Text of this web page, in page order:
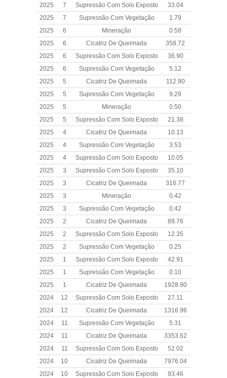
2025 7 Supressão Com Solo Exposto
33.04
2025
7 Supressão Com Vegetação
1.79
2025
6 Mineração
0.58
2025
6 Cicatriz De Queimada
358.72
2025
6 Supressão Com Solo Exposto
36.90
2025
6 Supressão Com Vegetação
5.12
2025
5 Cicatriz De Queimada
112.90
2025
5 Supressão Com Vegetação
9.29
2025
5 Mineração
0.50
2025
5 Supressão Com Solo Exposto
21.38
2025
4 Cicatriz De Queimada
10.13
2025
4 Supressão Com Vegetação
3.53
2025
4 Supressão Com Solo Exposto
10.05
2025
3 Supressão Com Solo Exposto
35.10
2025
3 Cicatriz De Queimada
316.77
2025
3 Mineração
0.42
2025
3 Supressão Com Vegetação
0.42
2025
2 Cicatriz De Queimada
89.76
2025
2 Supressão Com Solo Exposto
12.35
2025
2 Supressão Com Vegetação
0.25
2025
1 Supressão Com Solo Exposto
42.91
2025
1 Supressão Com Vegetação
0.10
2025
1 Cicatriz De Queimada
1928.90
2024
12 Supressão Com Solo Exposto
27.11
2024
12 Cicatriz De Queimada
1316.96
2024
11 Supressão Com Vegetação
5.31
2024
11 Cicatriz De Queimada
3353.62
2024
11 Supressão Com Solo Exposto
52.02
2024
10 Cicatriz De Queimada
7976.04
2024
10 Supressão Com Solo Exposto
93.46